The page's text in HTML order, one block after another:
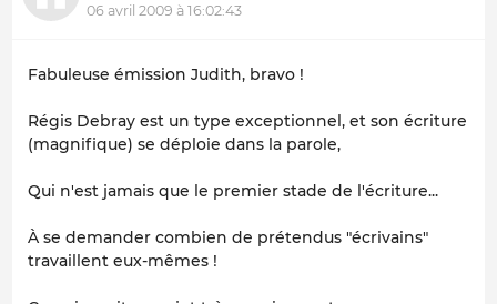
06 avril 2009 à 16:02:43
Fabuleuse émission Judith, bravo !
Régis Debray est un type exceptionnel, et son écriture
(magnifique) se déploie dans la parole,
Qui n'est jamais que le premier stade de l'écriture...
À se demander combien de prétendus "écrivains"
travaillent eux-mêmes !